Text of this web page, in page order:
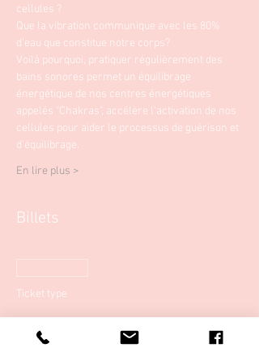
cellules ?
Que la vibration communique avec les 80%
d'eau que constitue notre corps?
Voilà pourquoi, pratiquer régulièrement des
bains sonores permet un équilibrage
énergétique de nos centres énergétiques
appelés "Chakras", accélère l'activation de nos
cellules pour aider le processus de guérison et
d'équilibrage.
En lire plus >
Billets
Ticket type
Bain sonore au centre Sia Zen